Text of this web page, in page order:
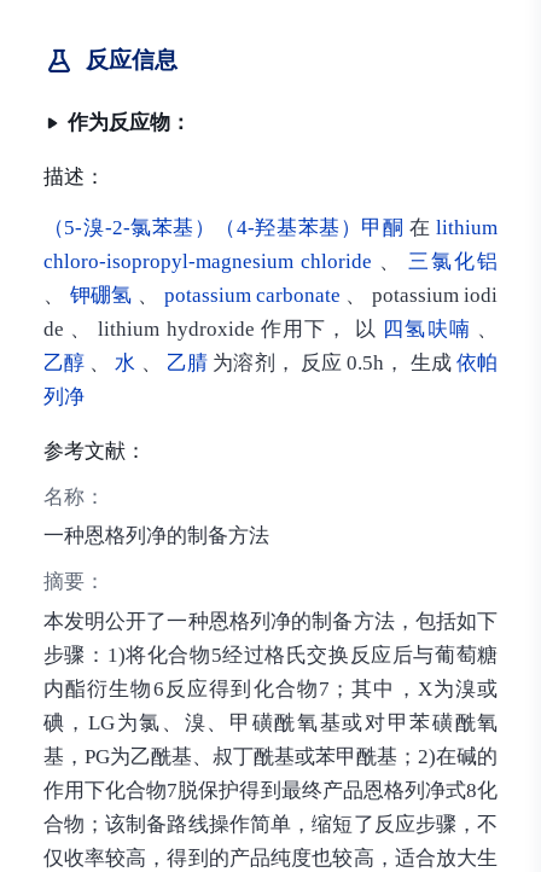
反应信息
作为反应物：
描述：
（5-溴-2-氯苯基）（4-羟基苯基）甲酮 在lithium
chloro-isopropyl-magnesium chloride 、三氯化铝
、 钾硼氢 、 potassium carbonate 、 potassium iodi
de 、 lithium hydroxide 作用下， 以 四氢呋喃 、
乙醇 、水 、 乙腈 为溶剂， 反应 0.5h， 生成依帕
列净
参考文献：
名称：
一种恩格列净的制备方法
摘要：
本发明公开了一种恩格列净的制备方法，包括如下
步骤：1)将化合物5经过格氏交换反应后与葡萄糖
内酯衍生物6反应得到化合物7；其中，X为溴或
碘，LG为氯、溴、甲磺酰氧基或对甲苯磺酰氧
基，PG为乙酰基、叔丁酰基或苯甲酰基；2)在碱的
作用下化合物7脱保护得到最终产品恩格列净式8化
合物；该制备路线操作简单，缩短了反应步骤，不
仅收率较高，得到的产品纯度也较高，适合放大生